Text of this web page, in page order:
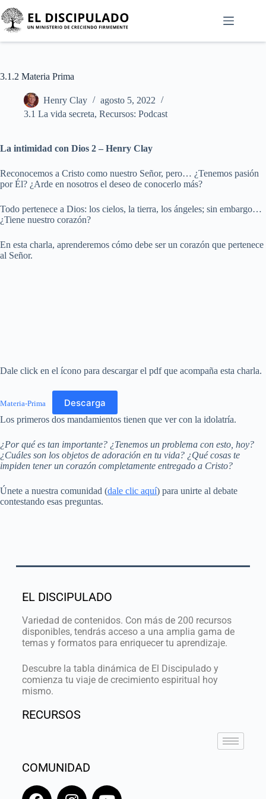
3.1.2 Materia Prima
Henry Clay
agosto 5, 2022
3.1 La vida secreta, Recursos: Podcast
La intimidad con Dios 2 – Henry Clay
Reconocemos a Cristo como nuestro Señor, pero… ¿Tenemos pasión
por Él? ¿Arde en nosotros el deseo de conocerlo más?
Todo pertenece a Dios: los cielos, la tierra, los ángeles; sin embargo…
¿Tiene nuestro corazón?
En esta charla, aprenderemos cómo debe ser un corazón que pertenece
al Señor.
Dale click en el ícono para descargar el pdf que acompaña esta charla.
Materia-Prima Descarga
Los primeros dos mandamientos tienen que ver con la idolatría.
¿Por qué es tan importante? ¿Tenemos un problema con esto, hoy?
¿Cuáles son los objetos de adoración en tu vida? ¿Qué cosas te
impiden tener un corazón completamente entregado a Cristo?
Únete a nuestra comunidad (dale clic aquí) para unirte al debate
contestando esas preguntas.
EL DISCIPULADO
Variedad de contenidos. Con más de 200 recursos
disponibles, tendrás acceso a una amplia gama de
temas y formatos para enriquecer tu aprendizaje.
Descubre la tabla dinámica de El Discipulado y
comienza tu viaje de crecimiento espiritual hoy
mismo.
RECURSOS
COMUNIDAD